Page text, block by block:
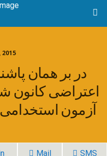
در بر همان
اعتراضی کانون
آزمون